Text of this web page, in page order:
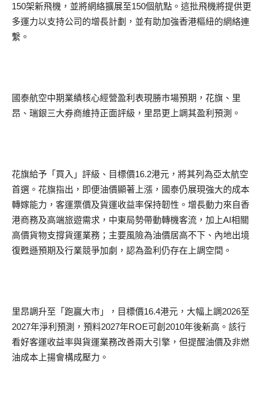
150架新飛機，並將網絡擴展至150個航點。這批飛機將提供更
多運力以支持公司的增長計劃，並有助加強香港樞紐的網絡連
繫。
國泰航空中期業績核心經營盈利表現勝市場預期，花旗、里
昂、瑞銀三大券商維持正面評級，里昂更上調其盈利預測。
花旗給予「買入」評級、目標價16.2港元，將其列為亞太航空
首選。花旗指出，即便油價顯著上漲，國泰仍展現強大的成本
轉嫁能力，客運票價及貨運收益率保持韌性。增長動力來自香
港商務及高端旅遊需求，中東局勢帶動轉機客流，加上AI相關
高價貨物支撐貨運業務；主要風險為油價居高不下、內地出境
復甦遜預期及行業競爭加劇，認為盈利仍存在上調空間。
里昂調升至「跑贏大市」，目標價16.4港元，大幅上調2026至
2027年淨利預測，預料2027年ROE可創2010年後新高。該行
看好客運收益率與貨運業務改善兩大引擎，但提醒油價及非燃
油成本上揚會構成壓力。